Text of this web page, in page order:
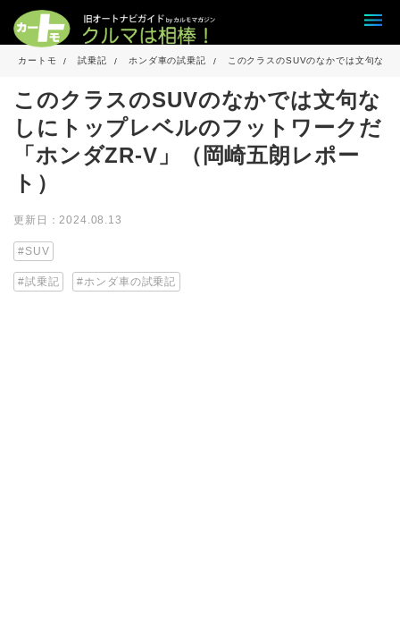
カートモ 試乗記 ホンダ車の試乗記 このクラスのSUVのなかでは文句なし
このクラスのSUVのなかでは文句な
しにトップレベルのフットワークだ
「ホンダZR-V」（岡崎五朗レポー
ト）
更新日：2024.08.13
SUV
試乗記 ホンダ車の試乗記